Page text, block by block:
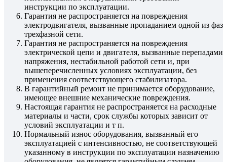
инструкции по эксплуатации.
Гарантия не распространяется на повреждения
электродвигателя, вызванные пропаданием одной из фаз
трехфазной сети.
Гарантия не распространяется на повреждения
электрической цепи и двигателя, вызванные перепадами
напряжения, нестабильной работой сети и, при
вышеперечисленных условиях эксплуатации, без
применения соответствующего стабилизатора.
В гарантийный ремонт не принимается оборудование,
имеющее внешние механические повреждения.
Настоящая гарантия не распространяется на расходные
материалы и части, срок службы которых зависит от
условий эксплуатации и т п.
Нормальный износ оборудования, вызванный его
эксплуатацией с интенсивностью, не соответствующей
указанному в инструкции по эксплуатации назначению